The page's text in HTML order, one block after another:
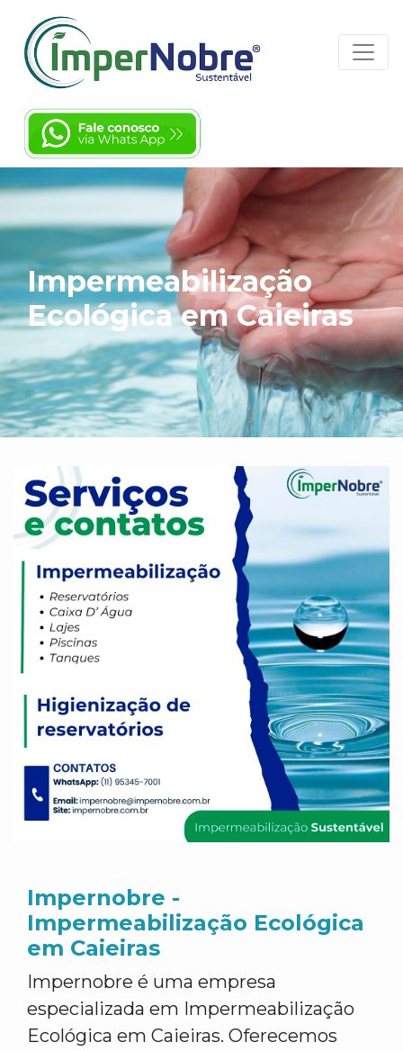
Impermeabilização
Ecológica em Caieiras
Impernobre -
Impermeabilização Ecológica
em Caieiras
Impernobre é uma empresa
especializada em Impermeabilização
Ecológica em Caieiras. Oferecemos